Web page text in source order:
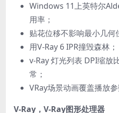
Windows 11上英特尔
用率；
贴花位移不影响最小几何
用V-Ray 6 IPR撞毁森林；
v-Ray 灯光列表 DPI缩放
常；
VRay场景动画覆盖播放参
V-Ray，V-Ray图形处理器